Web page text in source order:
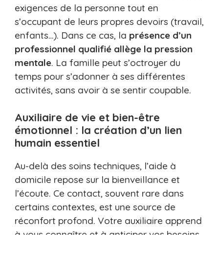
exigences de la personne tout en
s’occupant de leurs propres devoirs (travail,
enfants…). Dans ce cas, la présence d’un
professionnel qualifié allège la pression
mentale. La famille peut s’octroyer du
temps pour s’adonner à ses différentes
activités, sans avoir à se sentir coupable.
Auxiliaire de vie et bien-être
émotionnel : la création d’un lien
humain essentiel
Au-delà des soins techniques, l’aide à
domicile repose sur la bienveillance et
l’écoute. Ce contact, souvent rare dans
certains contextes, est une source de
réconfort profond. Votre auxiliaire apprend
à vous connaître et à anticiper vos besoins.